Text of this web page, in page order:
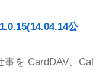
公
を CardDAV、Cal